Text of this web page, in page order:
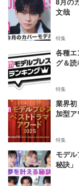
文哉
特集
各種
グ＆
特集
業界
加型
特集
モデ
秘訣」